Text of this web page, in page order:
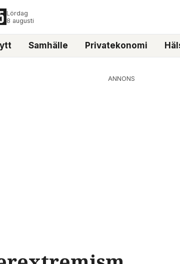
Lördag
8 augusti
Samhälle Privatekonomi
ANNONS